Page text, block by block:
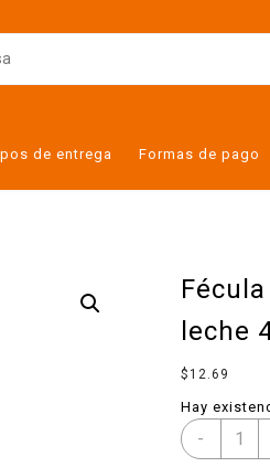
de entrega Formas de pago
leche
$ 12.69
Hay
-